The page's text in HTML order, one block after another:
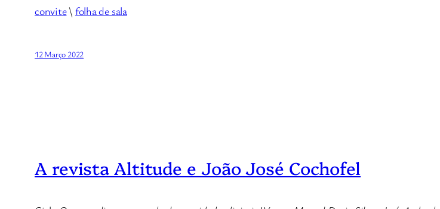
convite\ folha de sala
12 Março 2022
A revista Altitude e João José Cochofel